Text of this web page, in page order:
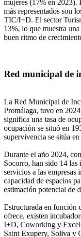
mujeres (17% en 2023).
más representados son
TIC/I+D. El sector
13%, lo que muestra
buen ritmo de
Red municipal de
La Red Municipal de
Promálaga, tuvo en
significa una tasa de
ocupación se situó en
supervivencia se sitúa
Durante el año 2024,
Socorro, han sido 14 las
servicios a las empresas
capacidad de espacios
estimación potencial de
Estructurada en función
ofrece, existen
I+D, Coworking y
Saint Exupery, Soliva y